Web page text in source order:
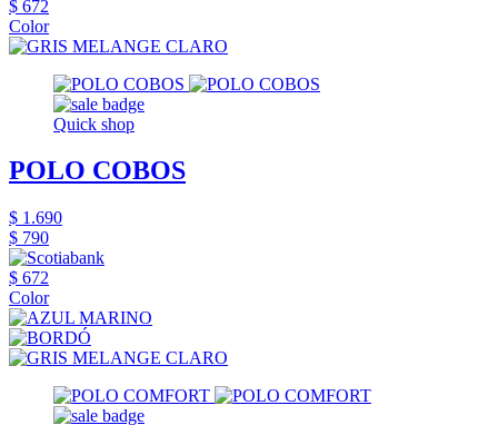
$ 672
Color
Quick shop
POLO COBOS
$ 1.690
$ 790
$ 672
Color